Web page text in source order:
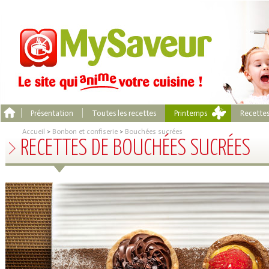
Présentation Toutes les recettes Printemps
Accueil > Bonbon et confiserie > Bouchées sucrées
RECETTES DE BOUCHÉES SUCRÉES